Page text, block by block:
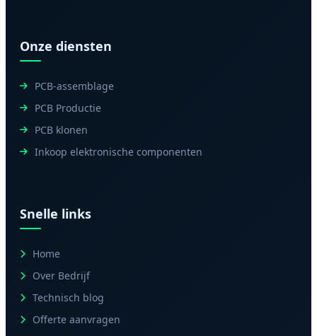
Onze diensten
PCB-assemblage
PCB Productie
PCB klonen
Inkoop elektronische componenten
Snelle links
Home
Over Bedrijf
Technisch blog
Offerte aanvragen